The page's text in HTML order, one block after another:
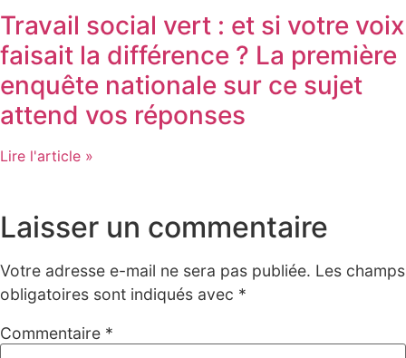
Travail social vert : et si votre voix
faisait la différence ? La première
enquête nationale sur ce sujet
attend vos réponses
Lire l'article »
Laisser un commentaire
Votre adresse e-mail ne sera pas publiée. Les champs
obligatoires sont indiqués avec *
Commentaire *